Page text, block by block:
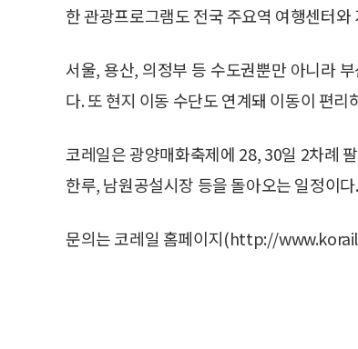
한 관광프로그램도 전국 주요역 여행센터
서울, 용산, 의정부 등 수도권뿐만 아니라
다. 또 현지 이동 수단도 연계돼 이동이 편리
코레일은 광양매화축제에 28, 30일 2차례
한루, 남원공설시장 등을 돌아오는 일정이
문의는 코레일 홈페이지(http://